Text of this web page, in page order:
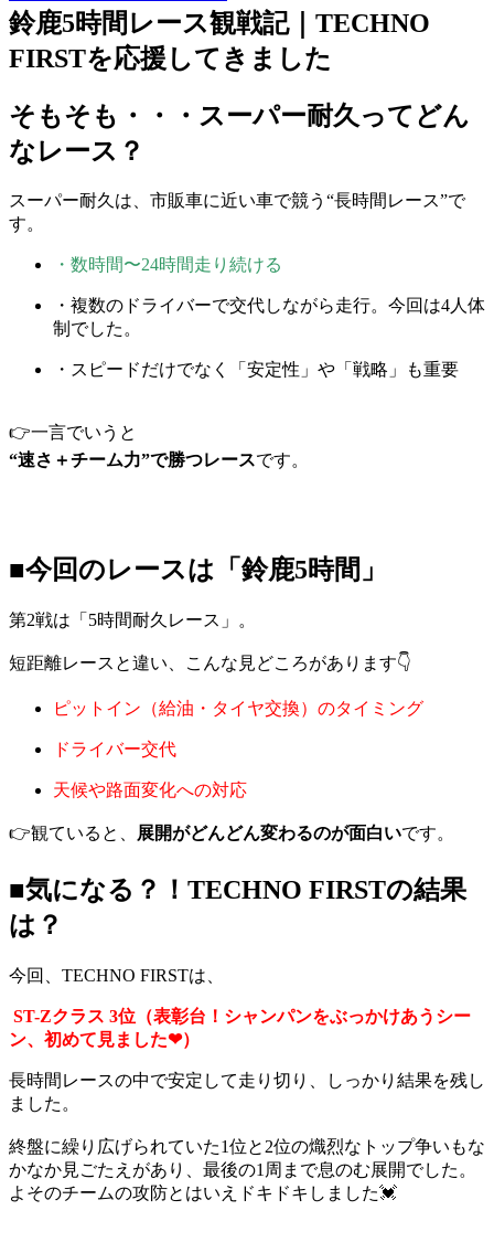
鈴鹿5時間レース観戦記｜TECHNO
FIRSTを応援してきました
そもそも・・・スーパー耐久ってどん
なレース？
スーパー耐久は、市販車に近い車で競う“長時間レース”で
す。
・数時間〜24時間走り続ける
・複数のドライバーで交代しながら走行。今回は4人体
制でした。
・スピードだけでなく「安定性」や「戦略」も重要
👉一言でいうと
“速さ＋チーム力”で勝つレースです。
■今回のレースは「鈴鹿5時間」
第2戦は「5時間耐久レース」。
短距離レースと違い、こんな見どころがあります👇
ピットイン（給油・タイヤ交換）のタイミング
ドライバー交代
天候や路面変化への対応
👉観ていると、 展開がどんどん変わるのが面白いです。
■気になる？！TECHNO FIRSTの結果
は？
今回、TECHNO FIRSTは、
ST-Zクラス 3位（表彰台！シャンパンをぶっかけあうシー
ン、初めて見ました❤）
長時間レースの中で安定して走り切り、しっかり結果を残し
ました。
終盤に繰り広げられていた1位と2位の熾烈なトップ争いもな
かなか見ごたえがあり、最後の1周まで息のむ展開でした。
よそのチームの攻防とはいえドキドキしました💓